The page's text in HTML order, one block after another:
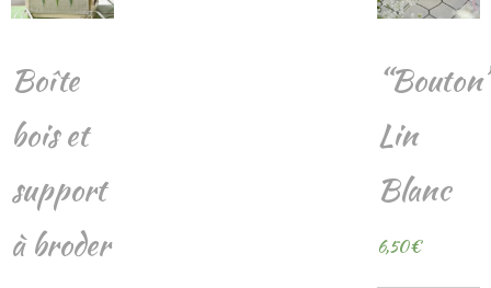
Boîte
bois et
support
à broder
Lin
Blanc
6,50€